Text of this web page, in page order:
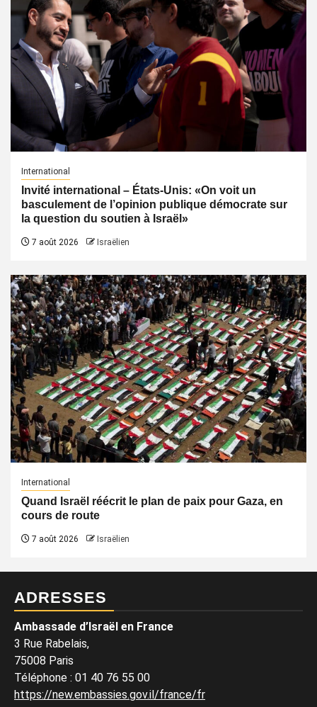
International
Invité international – États-Unis: «On voit un
basculement de l’opinion publique démocrate sur
la question du soutien à Israël»
7 août 2026 Israëlien
International
Quand Israël réécrit le plan de paix pour Gaza, en
cours de route
7 août 2026 Israëlien
ADRESSES
Ambassade d’Israël en France
3 Rue Rabelais,
75008 Paris
Téléphone : 01 40 76 55 00
https://new.embassies.gov.il/france/fr